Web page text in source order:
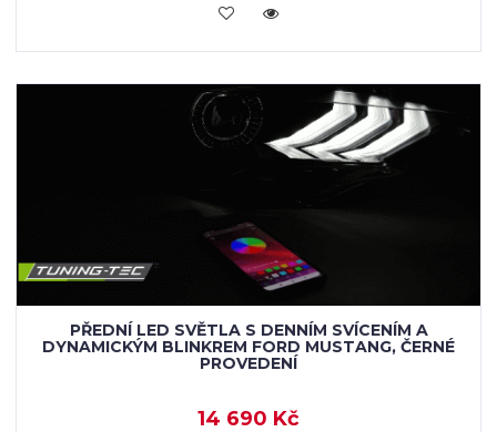
KOUPIT
PŘEDNÍ LED SVĚTLA S DENNÍM SVÍCENÍM A
DYNAMICKÝM BLINKREM FORD MUSTANG, ČERNÉ
PROVEDENÍ
14 690 Kč